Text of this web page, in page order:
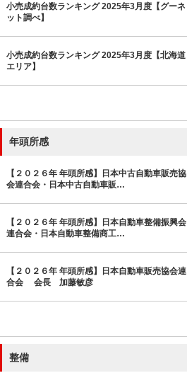
小売成約台数ランキング 2025年3月度【グーネ
ット調べ】
小売成約台数ランキング 2025年3月度【北海道
エリア】
年頭所感
【２０２６年 年頭所感】日本中古自動車販売協
会連合会・日本中古自動車販…
【２０２６年 年頭所感】日本自動車整備振興会
連合会・日本自動車整備商工…
【２０２６年 年頭所感】日本自動車販売協会連
合会 会長 加藤敏彦
整備